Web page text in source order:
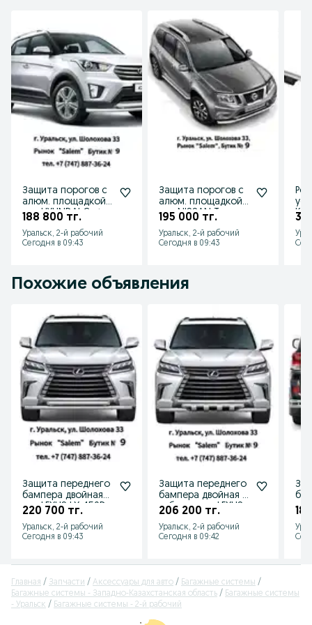
Защита порогов с
алюм. площадкой
для HYUNDAI Creta
188 800 тг.
Уральск, 2-й рабочий
Сегодня в 09:43
Защита порогов с
алюм. площадкой
для NISSAN Terrano
195 000 тг.
Уральск, 2-й рабочий
Сегодня в 09:43
36
Похожие объявления
Защита переднего
бампера двойная
для LEXUS LX 450D
220 700 тг.
Уральск, 2-й рабочий
Сегодня в 09:43
Защита переднего
бампера двойная с
зубьями для LEXUS
206 200 тг.
Уральск, 2-й рабочий
Сегодня в 09:42
Главная Запчасти Аксессуары для авто
Багажные системы
Багажные системы - Западно-Казахстанская область
Багажные системы
- Уральск
Багажные системы - 2-й рабочий